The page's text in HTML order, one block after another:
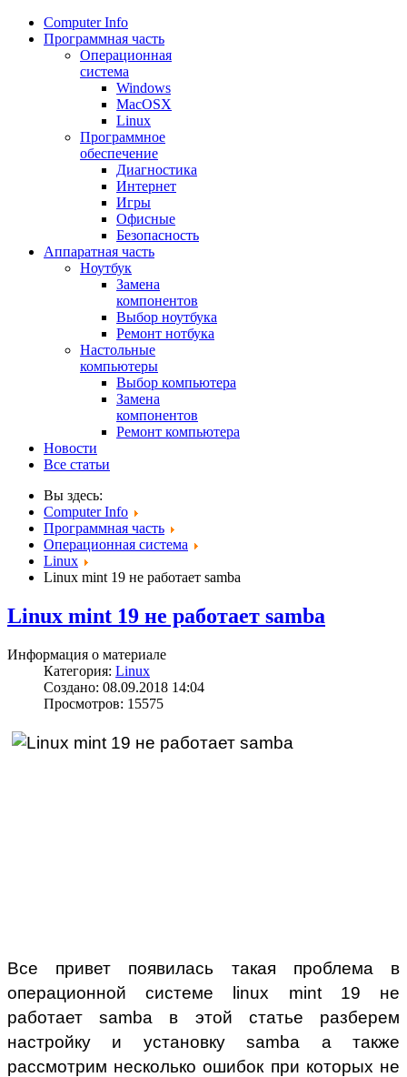
Сomputer Info
Программная часть
Операционная
система
Windows
MacOSX
Linux
Программное
обеспечение
Диагностика
Интернет
Игры
Офисные
Безопасность
Аппаратная часть
Ноутбук
Замена
компонентов
Выбор ноутбука
Ремонт нотбука
Настольные
компьютеры
Выбор компьютера
Замена
компонентов
Ремонт компьютера
Новости
Все статьи
Вы здесь:
Computer Info
Программная часть
Операционная система
Linux
Linux mint 19 не работает samba
Linux mint 19 не работает samba
Информация о материале
Категория: Linux
Создано: 08.09.2018 14:04
Просмотров: 15575
Все привет появилась такая проблема в
операционной системе linux mint 19 не
работает samba в этой статье разберем
настройку и установку samba а также
рассмотрим несколько ошибок при которых не